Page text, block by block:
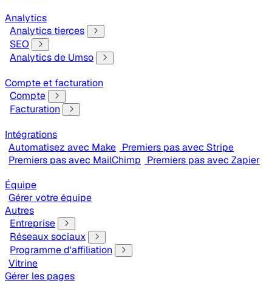
Analytics
Analytics tierces
SEO
Analytics de Umso
Compte et facturation
Compte
Facturation
Intégrations
Automatisez avec Make Premiers pas avec Stripe
Premiers pas avec MailChimp Premiers pas avec Zapier
Équipe
Gérer votre équipe
Autres
Entreprise
Réseaux sociaux
Programme d'affiliation
Vitrine
Gérer les pages